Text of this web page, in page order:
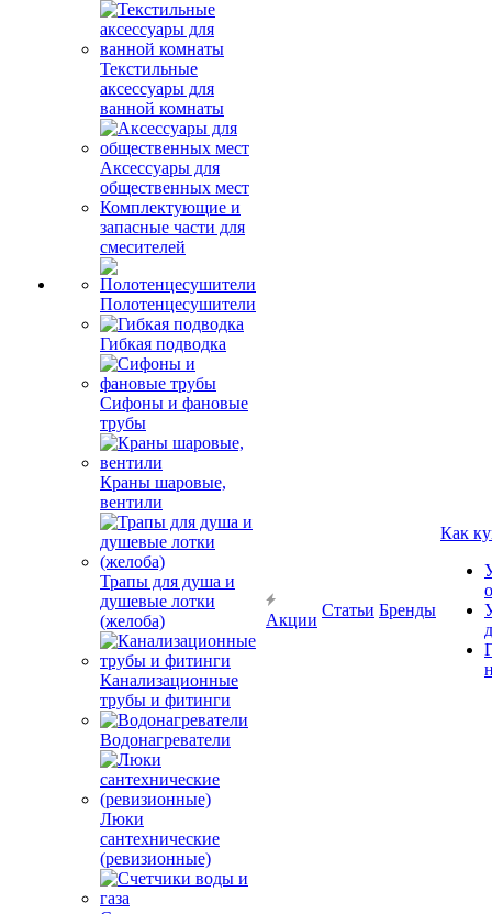
Текстильные
аксессуары для
ванной комнаты
Аксессуары для
общественных мест
Комплектующие и
запасные части для
смесителей
Полотенцесушители
Гибкая подводка
Сифоны и фановые
трубы
Краны шаровые,
вентили
Трапы для душа и
душевые лотки
(желоба)
Канализационные
трубы и фитинги
Водонагреватели
Люки
сантехнические
(ревизионные)
Акции
Статьи Бренды
Как